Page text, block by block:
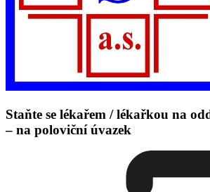
Staňte se lékařem / lékařkou na
– na poloviční úvazek